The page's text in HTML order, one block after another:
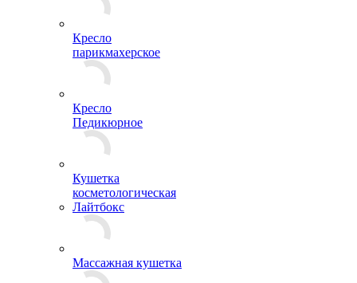
Кресло
парикмахерское
Кресло
Педикюрное
Кушетка
косметологическая
Лайтбокс
Массажная кушетка